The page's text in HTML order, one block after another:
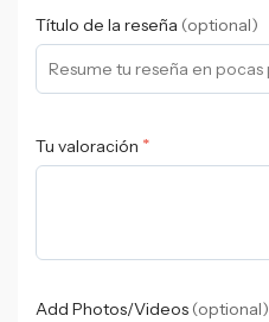
Título de la reseña (optional)
Tu valoración *
Add Photos/Videos (optional)